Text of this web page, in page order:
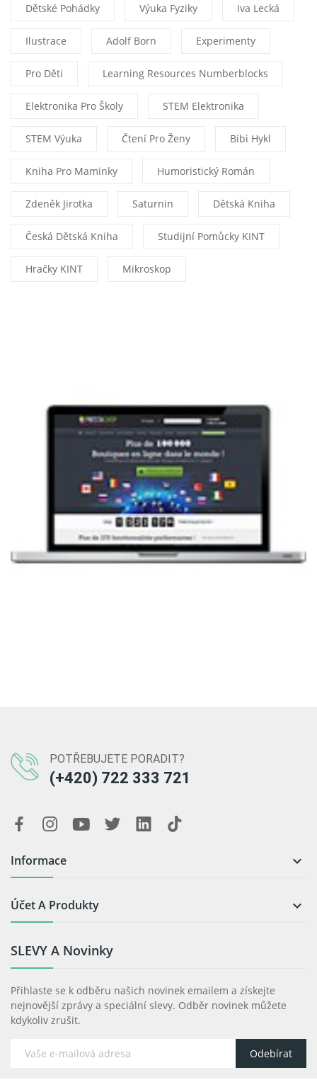
Dětské Pohádky Výuka Fyziky Iva Lecká
Ilustrace Adolf Born Experimenty
Pro Děti Learning Resources Numberblocks
Elektronika Pro Školy STEM Elektronika
STEM Výuka Čtení Pro Ženy Bibi Hykl
Kniha Pro Maminky Humoristický Román
Zdeněk Jirotka Saturnin Dětská Kniha
Česká Dětská Kniha Studijní Pomůcky KINT
Hračky KINT Mikroskop
POTŘEBUJETE PORADIT?
(+420) 722 333 721
Informace 
Účet A Produkty 
SLEVY A Novinky
Přihlaste se k odběru našich novinek emailem a získejte
nejnovější zprávy a speciální slevy. Odběr novinek můžete
kdykoliv zrušit.
Odebírat